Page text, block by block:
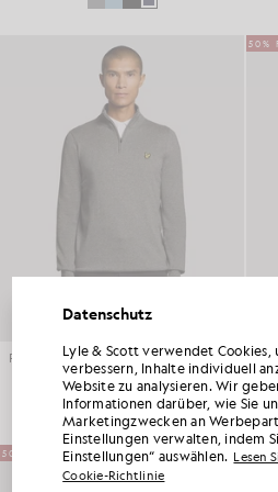
Funktionspullover mit 1/4-Reißverschluss
GOLF
£90.00
50%
50% RABATT 50%
Datenschutz
Lyle & Scott verwendet Cookies,
verbessern, Inhalte individuell
Website zu analysieren. Wir
Informationen darüber, wie Sie
Marketingzwecken an
Einstellungen verwalten, indem
Einstellungen“ auswählen. Lesen
Cookie-Richtlinie
HOLEN SIE SICH 15 %
ERSTE
Werden Sie Mitglied im „ Lyle & Scott “-Club
Neuheiten der neuen Saison, Kooperationen und
für Mitglieder sowie von einem einzigartigen